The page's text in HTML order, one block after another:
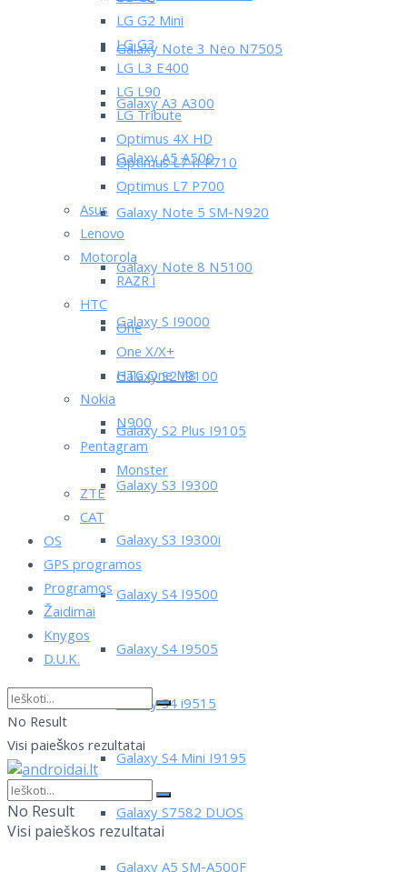
Galaxy Note 3 Neo N7505
Galaxy A3 A300
Galaxy A5 A500
Galaxy Note 5 SM-N920
Galaxy Note 8 N5100
Galaxy S I9000
Galaxy S2 I9100
Galaxy S2 Plus I9105
Galaxy S3 I9300
Galaxy S3 I9300i
Galaxy S4 I9500
Galaxy S4 I9505
Galaxy S4 i9515
Galaxy S4 Mini I9195
Galaxy S7582 DUOS
LG G2 Mini
LG G3
LG L3 E400
LG L90
LG Tribute
Optimus 4X HD
Optimus L7 II P710
Optimus L7 P700
Asus
Lenovo
Motorola
RAZR i
HTC
One
One X/X+
HTC One M8
Nokia
N900
Pentagram
Monster
ZTE
CAT
OS
GPS programos
Programos
Žaidimai
Knygos
D.U.K.
No Result
Visi paieškos rezultatai
No Result
Visi paieškos rezultatai